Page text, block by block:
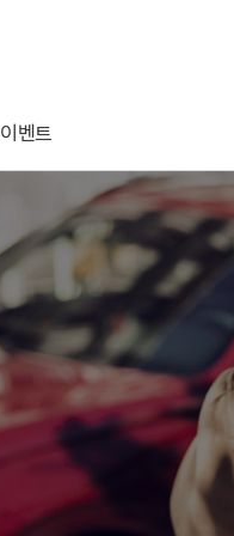
이벤트